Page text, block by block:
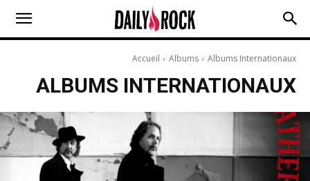
Accueil Albums Albums Internationaux
ALBUMS INTERNATIONAUX